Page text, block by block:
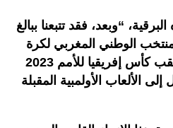
“وبعد، فقد تتبعنا ببالغ
الوطني المغربي لكرة
القدم لأقل من 23 سنة، بلقب كأس إفريقيا للأمم 2023
إلى الألعاب الأولمبية المقبلة